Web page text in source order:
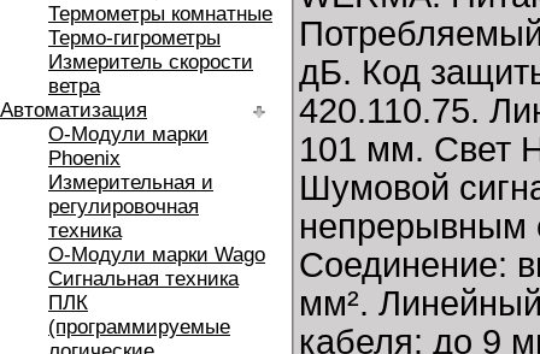
Термометры комнатные
Термо-гигрометры
Измеритель скорости
ветра
Автоматизация
O-Модули марки
Phoenix
Измерительная и
регулировочная
техника
O-Модули марки Wago
Сигнальная техника
ПЛК
(программируемые
дБ. Код
420.110.75.
101 мм. Свет
Шумовой
непрерывным
Соединение:
мм².
кабеля: до 9